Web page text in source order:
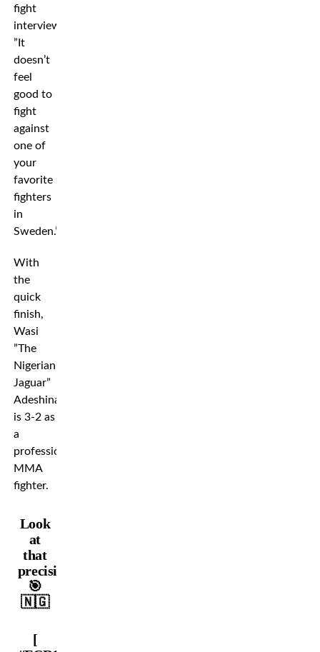
fight
interview.
”It
doesn’t
feel
good to
fight
against
one of
your
favorite
fighters
in
Sweden.”
With
the
quick
finish,
Wasi
”The
Nigerian
Jaguar”
Adeshina
is 3-2 as
a
professional
MMA
fighter.
Look
at
that
precision
🎯
🇳🇬
[